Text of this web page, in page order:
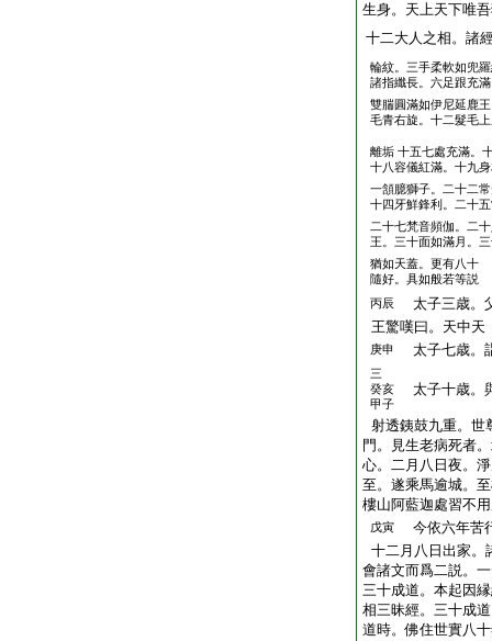
生身。天上天下唯
十二大人之相。諸
輪紋。三手柔軟如兜
諸指纖長。六足跟充
雙腨圓滿如伊尼延鹿
毛青右旋。十二髮毛
離垢 十五七處充滿。
十八容儀紅滿。十九
一頷臆獅子。二十二
十四牙鮮鋒利。二十
二十七梵音頻伽。二
王。三十面如滿月。
猶如天蓋。更有八十
隨好。具如般若等説
丙辰
太子三歳。
王驚嘆曰。天中天
庚申 太子七歳。
三
癸亥
甲子
太子十歳。
射透銕鼓九重。世
門。見生老病死者
心。二月八日夜。
至。遂乘馬逾城。
樓山阿藍迦處習不
戊寅
今依六年苦
十二月八日出家。
會諸文而爲二説。
三十成道。本起因
相三昧經。三十成
道時。佛住世實八